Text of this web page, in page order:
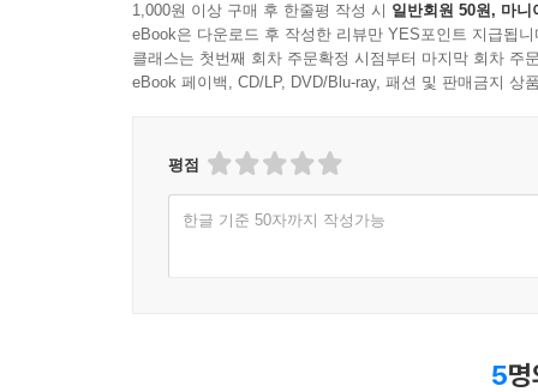
없다고 말한다. 그러므로 팩트와 데이터를 유용
걱정은 접어 두라고 조언한다. 왜냐하면 걱정하기
· 너무 다양한 육아 방법론이 우리를 헷갈리게 만
· 자녀를 키우는 데 따르는 수많은 결정을 고민하
· 저자는 독자들이 엄청난 양의 정보를 무리 없이
1,000원 이상 구매 후 한줄평 작성 시 일반회원 50원, 마니
eBook은 다운로드 후 작성한 리뷰만 YES포인트 지급됩니
클래스는 첫번째 회차 주문확정 시점부터 마지막 회차 주
eBook 페이백, CD/LP, DVD/Blu-ray, 패션 및 판매금지 상
평점
한글 기준 50자까지 작성가능
5